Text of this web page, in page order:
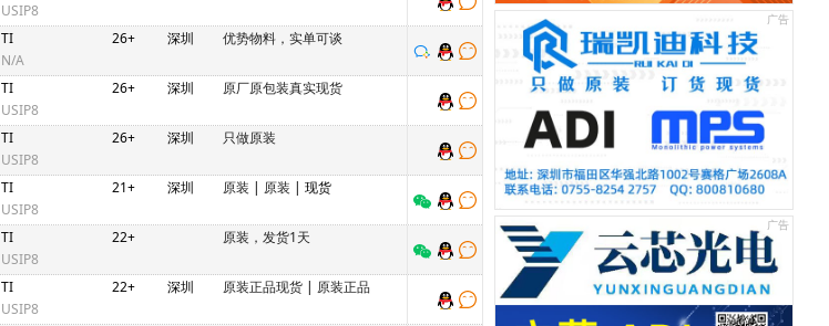
USIP8
TI
N/A
26+ 深圳 优势物料，实单可谈
TI
USIP8
26+ 深圳 原厂原包装真实现货
TI
USIP8
26+ 深圳 只做原装
TI
USIP8
21+ 深圳 原装 | 原装 | 现货
TI
USIP8
22+ 原装，发货1天
TI
USIP8
22+ 深圳 原装正品现货 | 原装正品